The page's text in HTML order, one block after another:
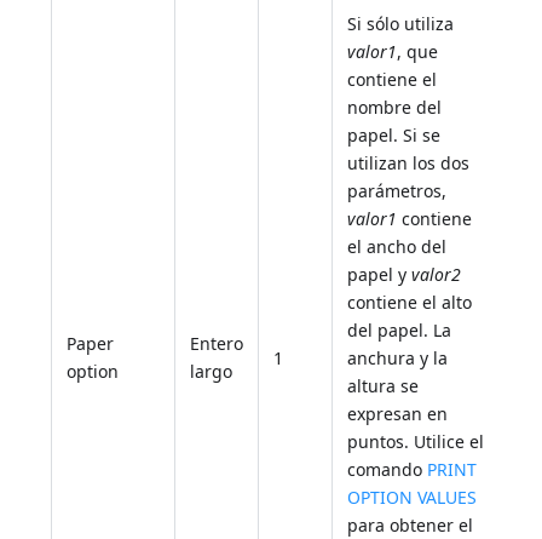
Paper
option
Entero
largo
1
Si sólo utiliza
valor1, que
contiene el
nombre del
papel. Si se
utilizan los dos
parámetros,
valor1 contiene
el ancho del
papel yvalor2
contiene el alto
del papel. La
anchura y la
altura se
expresan en
puntos. Utilice el
comando PRINT
OPTION VALUES
para obtener el